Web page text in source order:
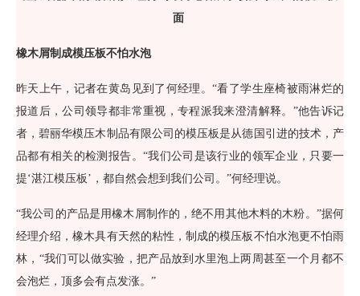
面
橡木屑制成模压板不怕水泡
昨天上午，记者在黄岛见到了何经理。“看了学生座椅被雨淋烂的
报道后，公司领导都非常重视，专程派我来澄清解释。”他告诉记
者，碧丽华模压木制品有限公司的模压板是从德国引进的技术，产
品都有相关的检测报告。“我们公司是该行业的领军企业，只要一
提‘湛江模压板’，都自然会想到我们公司。”何经理说。
“我公司的产品是用橡木屑制作的，绝不用其他木料的木粉。”据何
经理介绍，橡木具有天然的粘性，制成的模压板不怕水泡更不怕雨
林，“我们可以做实验，把产品放到水里泡上两周甚至一个月都不
会泡烂，顶多会有点发涨。”